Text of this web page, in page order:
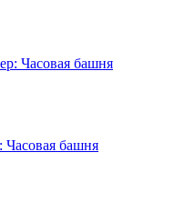
Часовая башня